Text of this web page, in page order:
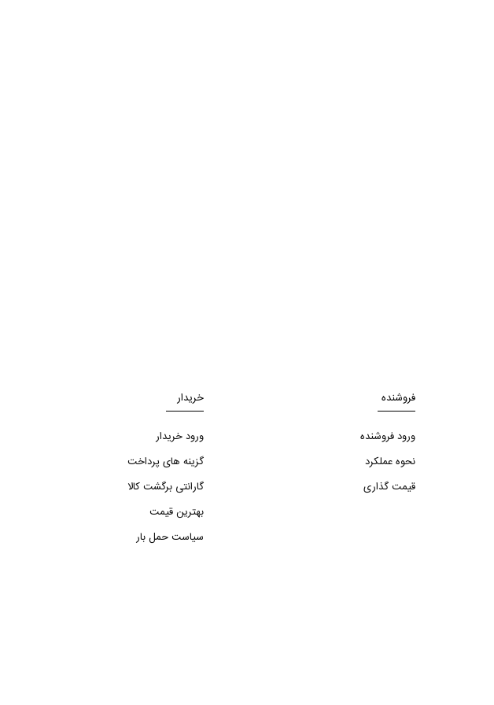
فروشنده
ورود فروشنده
نحوه عملکرد
قیمت گذاری
خریدار
ورود خریدار
گزینه های پرداخت
گارانتی برگشت کالا
بهترین قیمت
سیاست حمل بار